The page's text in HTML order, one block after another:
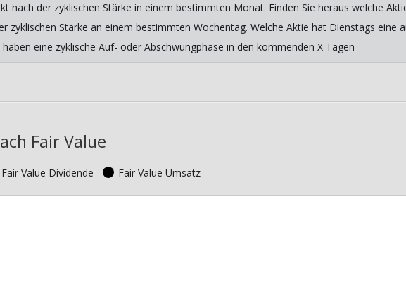
nach der zyklischen Stärke in einem bestimmten Monat. Finden Sie heraus welche
zyklischen Stärke an einem bestimmten Wochentag. Welche Aktie hat Dienstags eine
eine zyklische Auf- oder Abschwungphase in den kommenden X Tagen
Fair Value
Fair Value Dividende Fair Value Umsatz